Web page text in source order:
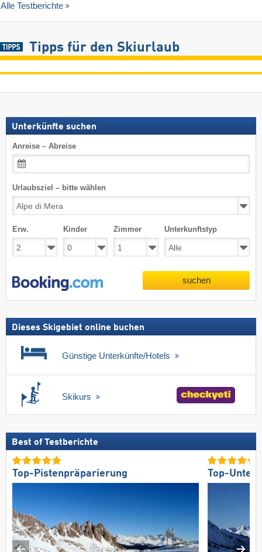
Alle Testberichte
Tipps für den Skiurlaub
Unterkünfte suchen
Anreise – Abreise
Urlaubsziel – bitte wählen
Erw. Kinder Zimmer Unterkunftstyp
suchen
Dieses Skigebiet online buchen
Günstige Unterkünfte/Hotels
Skikurs
Best of Testberichte
Top-Pistenpräparierung Top-